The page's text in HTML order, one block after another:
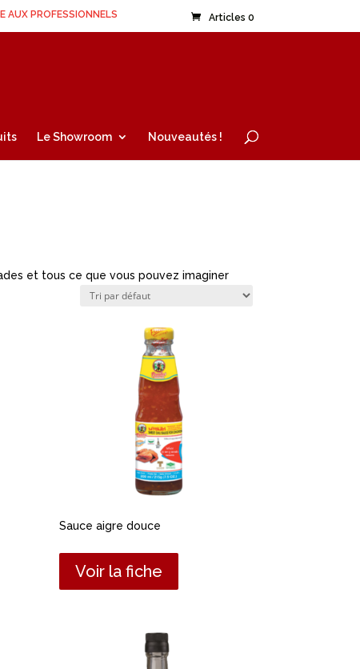
AUX PROFESSIONNELS Articles 0
Le Showroom Nouveautés !
et tous ce que vous pouvez imaginer
Sauce aigre douce
Voir la fiche